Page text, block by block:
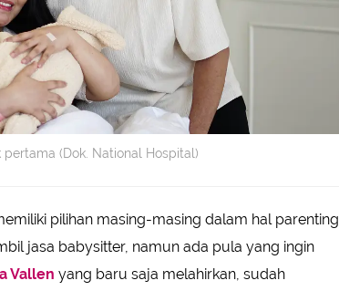
(Dok. National Hospital)
pilihan masing-masing dalam hal parenting
jasa babysitter, namun ada pula yang ingin
Vallen yang baru saja melahirkan, sudah